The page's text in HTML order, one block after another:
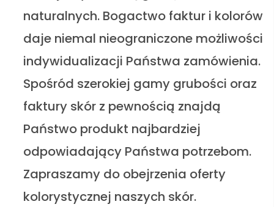
naturalnych. Bogactwo faktur i kolorów
daje niemal nieograniczone możliwości
indywidualizacji Państwa zamówienia.
Spośród szerokiej gamy grubości oraz
faktury skór z pewnością znajdą
Państwo produkt najbardziej
odpowiadający Państwa potrzebom.
Zapraszamy do obejrzenia oferty
kolorystycznej naszych skór.